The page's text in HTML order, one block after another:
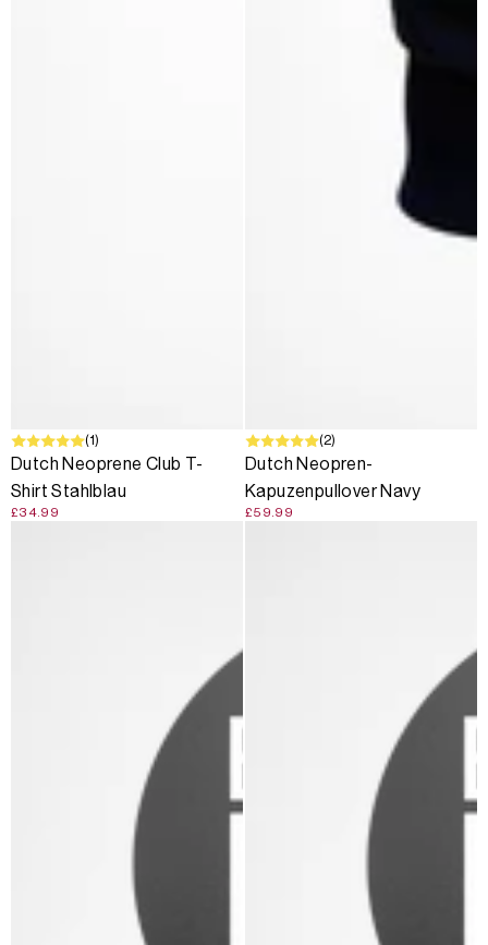
(1)
Dutch Neoprene Club T-
Shirt Stahlblau
£34.99
(2)
Dutch Neopren-
Kapuzenpullover Navy
£59.99